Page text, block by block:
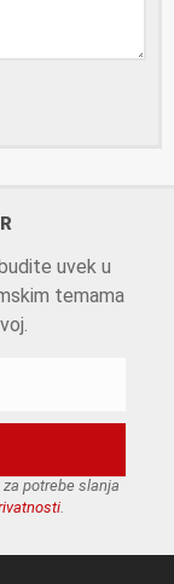
uvek u
temama
potrebe slanja
.